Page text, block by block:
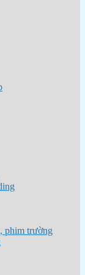
phim trường